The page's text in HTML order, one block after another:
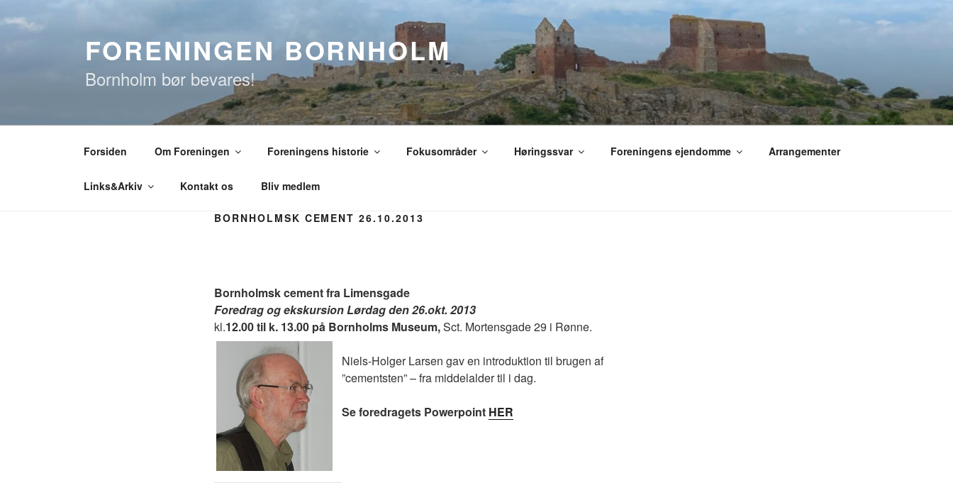
til
FORENINGEN BORNHOLM
Bornholm bør bevares!
Forsiden Om Foreningen Foreningens historie Fokusområder Høringssvar Foreningens ejendomme Arrangementer
Links&Arkiv Kontakt os Bliv medlem
BORNHOLMSK CEMENT 26.10.2013
Bornholmsk cement fra Limensgade
Foredrag og ekskursion Lørdag den 26.okt. 2013
kl.12.00 til k. 13.00 på Bornholms Museum,Sct. Mortensgade 29 i Rønne.
Niels-Holger Larsen gav en introduktion til brugen af
”cementsten” – fra middelalder til i dag.
Se foredragets Powerpoint HER